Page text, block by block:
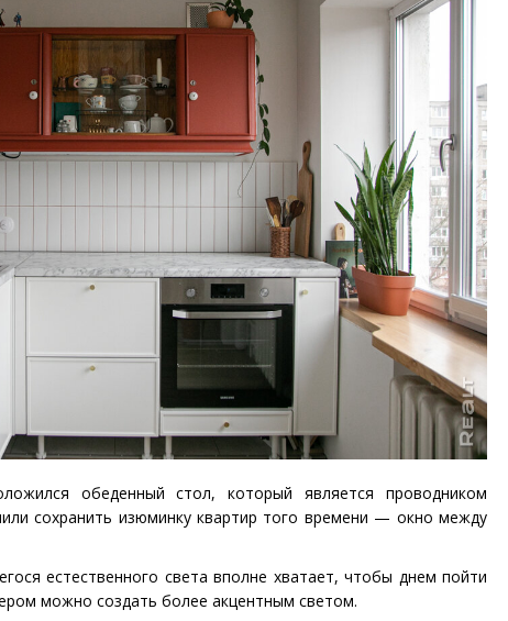
обеденный стол, который является проводником
сохранить изюминку квартир того времени — окно между
естественного света вполне хватает, чтобы днем пойти
можно создать более акцентным светом.